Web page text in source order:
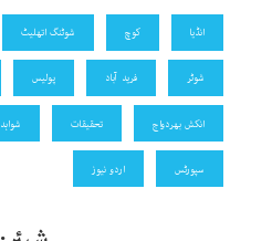
انڈیا کوچ شوٹنگ اتھلیٹ
شوٹر فرید آباد پولیس
انکش بھردواج تحقیقات شواہد
سپورٹس اردو نیوز